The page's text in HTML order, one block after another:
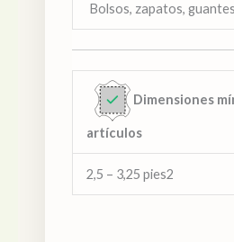
Bolsos, zapatos,
Dimensiones
artículos
2,5 – 3,25 pies2